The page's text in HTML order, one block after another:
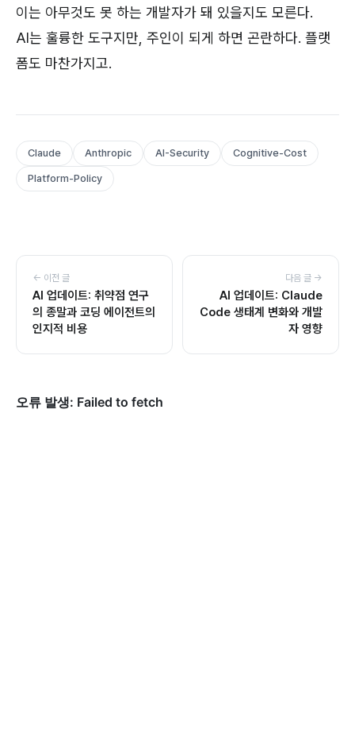
이는 아무것도 못 하는 개발자가 돼 있을지도 모른다.
AI는 훌륭한 도구지만, 주인이 되게 하면 곤란하다. 플랫
폼도 마찬가지고.
Claude Anthropic AI-Security Cognitive-Cost
Platform-Policy
← 이전 글
AI 업데이트: 취약점 연구
의 종말과 코딩 에이전트의
인지적 비용
다음 글 →
AI 업데이트: Claude
Code 생태계 변화와 개발
자 영향